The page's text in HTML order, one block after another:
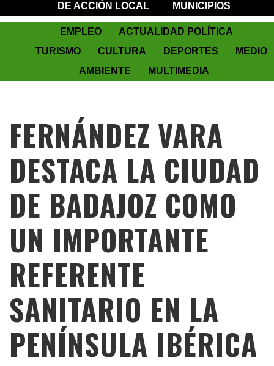
DE ACCIÓN LOCAL
MUNICIPIOS
EMPLEO
ACTUALIDAD POLÍTICA
TURISMO
CULTURA DEPORTES
MEDIO
AMBIENTE
MULTIMEDIA
FERNÁNDEZ VARA
DESTACA LA CIUDAD
DE BADAJOZ COMO
UN IMPORTANTE
REFERENTE
SANITARIO EN LA
PENÍNSULA IBÉRICA